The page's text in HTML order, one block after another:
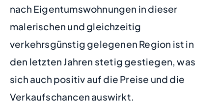
nach Eigentumswohnungen in dieser
malerischen und gleichzeitig
verkehrsgünstig gelegenen Region ist in
den letzten Jahren stetig gestiegen, was
sich auch positiv auf die Preise und die
Verkaufschancen auswirkt.